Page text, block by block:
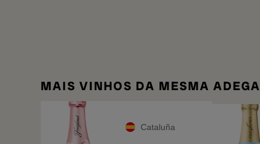
MAIS VINHOS DA MESMA ADEGA
Cataluña